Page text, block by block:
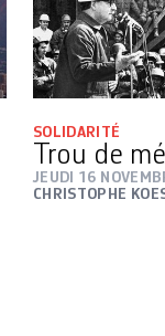
SOLIDARITÉ
Trou de
JEUDI 16
CHRISTOPHE